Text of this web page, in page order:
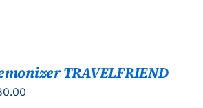
TRAVELFRIEND